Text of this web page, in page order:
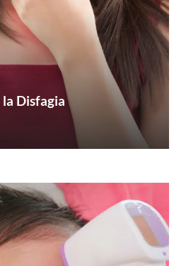
Disfagia